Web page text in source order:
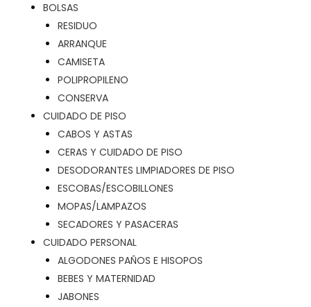
BOLSAS
RESIDUO
ARRANQUE
CAMISETA
POLIPROPILENO
CONSERVA
CUIDADO DE PISO
CABOS Y ASTAS
CERAS Y CUIDADO DE PISO
DESODORANTES LIMPIADORES DE PISO
ESCOBAS/ESCOBILLONES
MOPAS/LAMPAZOS
SECADORES Y PASACERAS
CUIDADO PERSONAL
ALGODONES PAÑOS E HISOPOS
BEBES Y MATERNIDAD
JABONES